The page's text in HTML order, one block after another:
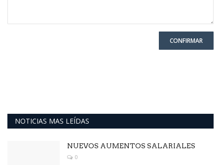
CONFIRMAR
NOTICIAS MAS LEÍDAS
NUEVOS AUMENTOS SALARIALES
0